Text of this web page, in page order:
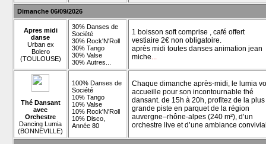
Dimanche 06/09/2026
Apres midi
danse
Urban ex
Bolero
(TOULOUSE)
30% Danses de
Société
30% Rock'N'Roll
30% Tango
30% Valse
30% Autres...
1 boisson soft comprise , café offert
vestiaire 2€ non obligatoire.
après midi toutes danses animation jean
miche...
Thé Dansant
avec
Orchestre
Dancing Lumia
(BONNEVILLE)
100% Danses de
Société
10% Tango
10% Valse
10% Rock'N'Roll
10% Disco,
Année 80
Chaque dimanche après-midi, le lumia
accueille pour son incontournable thé
dansant. de 15h à 20h, profitez de la plus
grande piste en parquet de la région
auvergne–rhône-alpes (240 m²), d’un
orchestre live et d’une ambiance